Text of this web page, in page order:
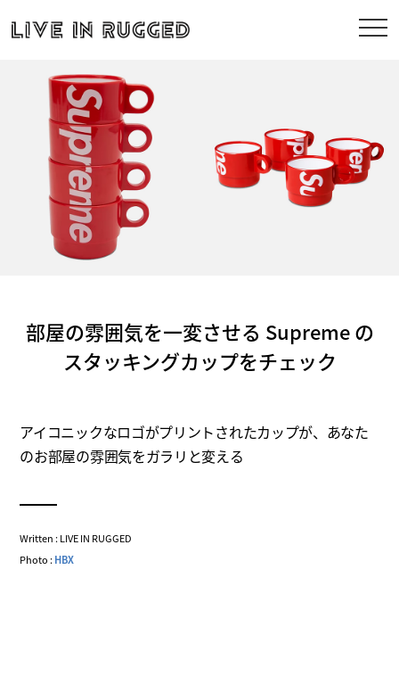
部屋の雰囲気を一変させる Supreme の
スタッキングカップをチェック
アイコニックなロゴがプリントされたカップが、あなた
のお部屋の雰囲気をガラリと変える
Written : LIVE IN RUGGED
Photo :HBX